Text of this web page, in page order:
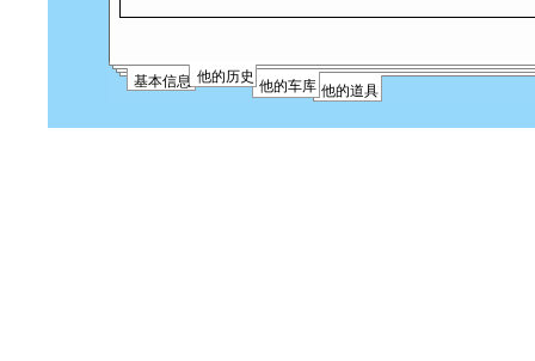
基本信息 他的历史
他的车库 他的道具